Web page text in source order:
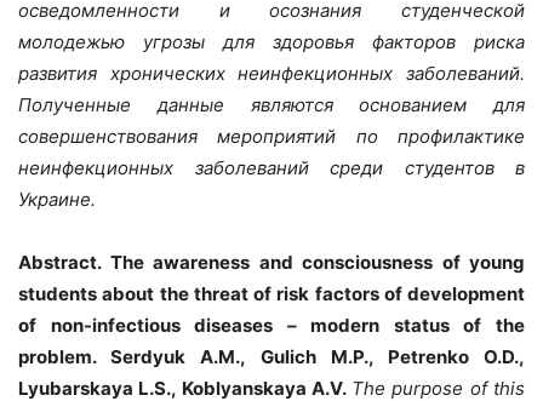
осведомленности и осознания студенческой
молодежью угрозы для здоровья факторов риска
развития хронических неинфекционных заболеваний.
Полученные данные являются основанием для
совершенствования мероприятий по профилактике
неинфекционных заболеваний среди студентов в
Украине.
Abstract. The awareness and consciousness of young
students about the threat of risk factors of development
of non-infectious diseases – modern status of the
problem. Serdyuk A.M., Gulich M.P., Petrenko O.D.,
Lyubarskaya L.S., Koblyanskaya A.V. The purpose of this